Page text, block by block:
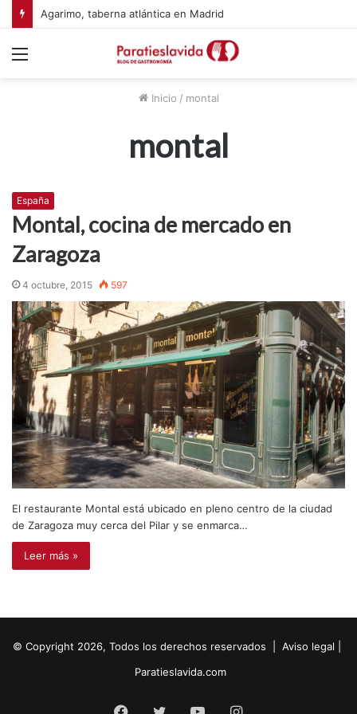
Agarimo, taberna atlántica en Madrid
Inicio / montal
montal
España
Montal, cocina de mercado en
Zaragoza
4 octubre, 2015 597
El restaurante Montal está ubicado en pleno centro de la ciudad
de Zaragoza muy cerca del Pilar y se enmarca…
Leer más »
© Copyright 2026, Todos los derechos reservados | Aviso legal
Paratieslavida.com